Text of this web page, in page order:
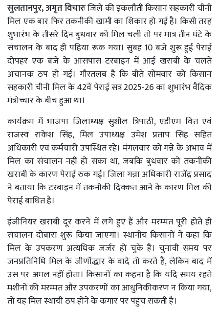
सुलतानपुर, अमृत विचारःजिले की इकलौती किसान सहकारी चीनी
मिल एक बार फिर तकनीकी खामी का शिकार हो गई है। किसी तरह
शुभारंभ के तीसरे दिन बुधवार को मिल चली तो पर मात्र तीन घंटे के
संचालन के बाद ही पहिया रूक गया। सुबह 10 बजे शुरू हुई पेराई
दोपहर एक बजे के आसपास टरबाइन में आई खराबी के चलते
अचानक ठप हो गई। गौरतलब है कि बीते सोमवार को किसान
सहकारी चीनी मिल के 42वें पेराई सत्र 2025-26 का शुभारंभ वैदिक
मंत्रोच्चार के बीच हुआ था।
कार्यक्रम में भाजपा जिलाध्यक्ष सुशील त्रिपाठी, एडीएम वित्त एवं
राजस्व राकेश सिंह, मिल उपाध्यक्ष उमेश प्रताप सिंह सहित
अधिकारी एवं कर्मचारी उपस्थित रहे। मंगलवार को गन्ने के अभाव में
मिल का संचालन नहीं हो सका था, जबकि बुधवार को तकनीकी
खराबी के कारण पेराई रुक गई। जिला गन्ना अधिकारी राजेंद्र प्रसाद
ने बताया कि टरबाइन में तकनीकी दिक्कत आने के कारण मिल की
पेराई बाधित है।
इंजीनियर खराबी दूर करने में लगे हुए हैं और मरम्मत पूरी होते ही
संचालन दोबारा शुरू किया जाएगा। स्थानीय किसानों ने कहा कि
मिल के उपकरण अत्यधिक जर्जर हो चुके हैं। चुनावी समय पर
जनप्रतिनिधि मिल के जीर्णाेद्धार के वादे तो करते हैं, लेकिन बाद में
उस पर अमल नहीं होता। किसानों का कहना है कि यदि समय रहते
मशीनों की मरम्मत और उपकरणों का आधुनिकीकरण न किया गया,
तो यह मिल स्थायी ठप होने के कगार पर पहुंच सकती है।